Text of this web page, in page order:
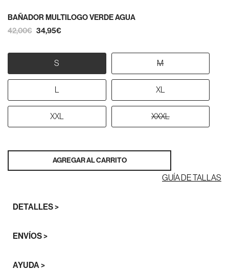
BAÑADOR MULTILOGO VERDE AGUA
42,00€ 34,95€
S M
XL
XXL XXXL
AGREGAR AL CARRITO
GUÍA DE TALLAS
DETALLES >
ENVÍOS >
AYUDA >